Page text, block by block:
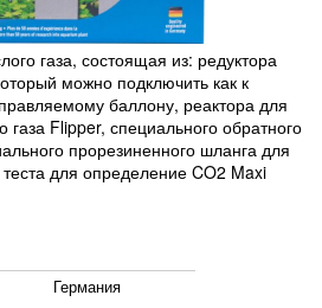
газа, состоящая из: редуктора
можно подключить как к
баллону, реактора для
газа Flipper, специального обратного
прорезиненного шланга для
для определение CO2 Maxi
Германия